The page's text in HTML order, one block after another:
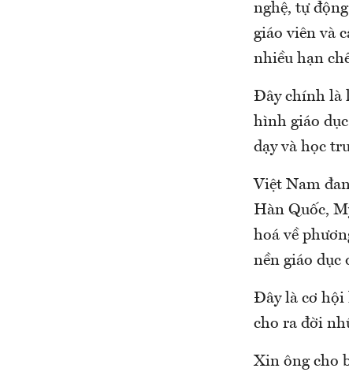
nghệ, tự
giáo viên và
nhiều hạn
Đây chính là
hình giáo
dạy và học
Việt Nam
Hàn Quốc,
hoá về
nền giáo dục
Đây là cơ hội
cho ra đời
Xin ông cho